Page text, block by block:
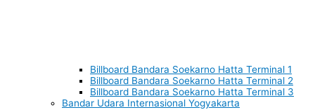
Billboard Bandara Soekarno Hatta Terminal 1
Billboard Bandara Soekarno Hatta Terminal 2
Billboard Bandara Soekarno Hatta Terminal 3
Bandar Udara Internasional Yogyakarta